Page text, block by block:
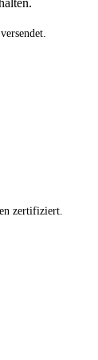
zertifiziert.